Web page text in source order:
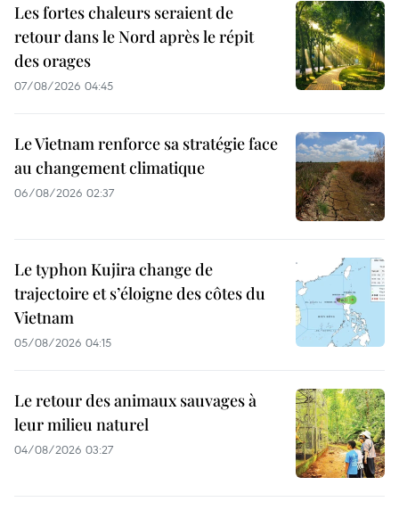
Les fortes chaleurs seraient de
retour dans le Nord après le répit
des orages
07/08/2026 04:45
Le Vietnam renforce sa stratégie face
au changement climatique
06/08/2026 02:37
Le typhon Kujira change de
trajectoire et s’éloigne des côtes du
Vietnam
05/08/2026 04:15
Le retour des animaux sauvages à
leur milieu naturel
04/08/2026 03:27